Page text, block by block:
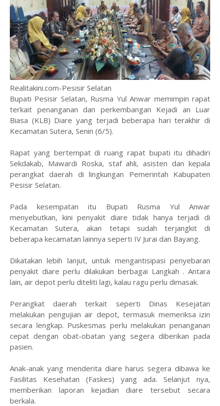
Realitakini.com-Pesisir Selatan
Bupati Pesisir Selatan, Rusma Yul Anwar memimpin rapat
terkait penanganan dan perkembangan Kejadi an Luar
Biasa (KLB) Diare yang terjadi beberapa hari terakhir di
Kecamatan Sutera, Senin (6/5).
Rapat yang bertempat di ruang rapat bupati itu dihadiri
Sekdakab, Mawardi Roska, staf ahli, asisten dan kepala
perangkat daerah di lingkungan Pemerintah Kabupaten
Pesisir Selatan.
Pada kesempatan itu Bupati Rusma Yul Anwar
menyebutkan, kini penyakit diare tidak hanya terjadi di
Kecamatan Sutera, akan tetapi sudah terjangkit di
beberapa kecamatan lainnya seperti IV Jurai dan Bayang.
Dikatakan lebih lanjut, untuk mengantisipasi penyebaran
penyakit diare perlu dilakukan berbagai Langkah . Antara
lain, air depot perlu diteliti lagi, kalau ragu perlu dimasak.
Perangkat daerah terkait seperti Dinas Kesejatan
melakukan pengujian air depot, termasuk memeriksa izin
secara lengkap. Puskesmas perlu melakukan penanganan
cepat dengan obat-obatan yang segera diberikan pada
pasien.
Anak-anak yang menderita diare harus segera dibawa ke
Fasilitas Kesehatan (Faskes) yang ada. Selanjut nya,
memberikan laporan kejadian diare tersebut secara
berkala.